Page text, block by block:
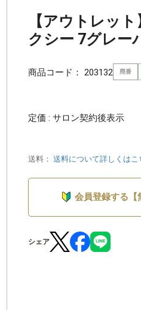
【アウトレッ
クシー 7グレー
商品コード： 203132 廃番
定価 : サロン契約後表示
送料： 送料について詳しくはこ
会員登録する【
シェア